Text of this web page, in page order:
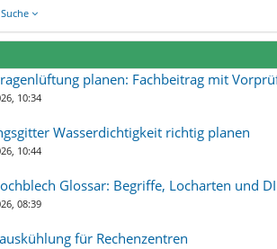
planen: Fachbeitrag mit
10:34
Wasserdichtigkeit richtig planen
10:44
Glossar: Begriffe, Locharten und
08:39
für Rechenzentren